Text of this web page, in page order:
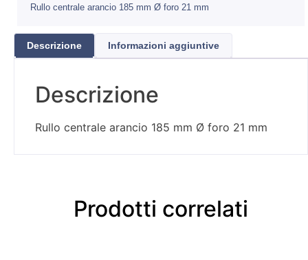
Rullo centrale arancio 185 mm Ø foro 21 mm
Descrizione Informazioni aggiuntive
Descrizione
Rullo centrale arancio 185 mm Ø foro 21 mm
Prodotti correlati